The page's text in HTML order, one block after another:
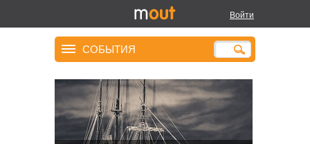
Войти
СОБЫТИЯ